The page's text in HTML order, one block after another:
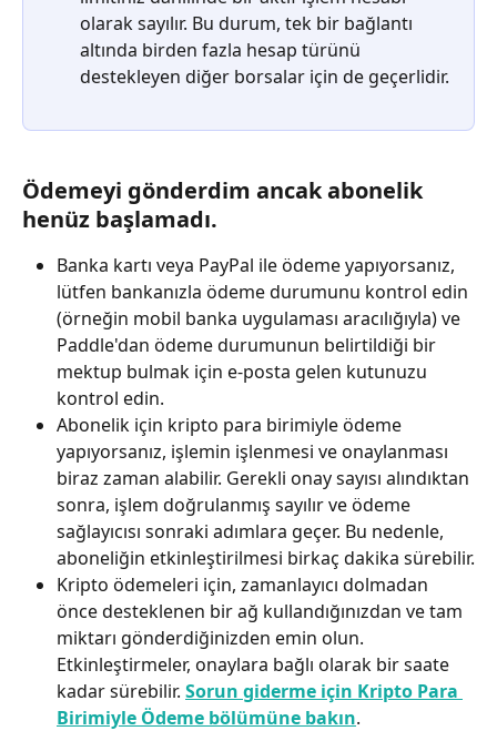
olarak sayılır. Bu durum, tek bir bağlantı
altında birden fazla hesap türünü
destekleyen diğer borsalar için de geçerlidir.
Ödemeyi gönderdim ancak abonelik
henüz başlamadı.
Banka kartı veya PayPal ile ödeme yapıyorsanız,
lütfen bankanızla ödeme durumunu kontrol edin
(örneğin mobil banka uygulaması aracılığıyla) ve
Paddle'dan ödeme durumunun belirtildiği bir
mektup bulmak için e-posta gelen kutunuzu
kontrol edin.
Abonelik için kripto para birimiyle ödeme
yapıyorsanız, işlemin işlenmesi ve onaylanması
biraz zaman alabilir. Gerekli onay sayısı alındıktan
sonra, işlem doğrulanmış sayılır ve ödeme
sağlayıcısı sonraki adımlara geçer. Bu nedenle,
aboneliğin etkinleştirilmesi birkaç dakika sürebilir.
Kripto ödemeleri için, zamanlayıcı dolmadan
önce desteklenen bir ağ kullandığınızdan ve tam
miktarı gönderdiğinizden emin olun.
Etkinleştirmeler, onaylara bağlı olarak bir saate
kadar sürebilir. Sorun giderme için Kripto Para
Birimiyle Ödeme bölümüne bakın.